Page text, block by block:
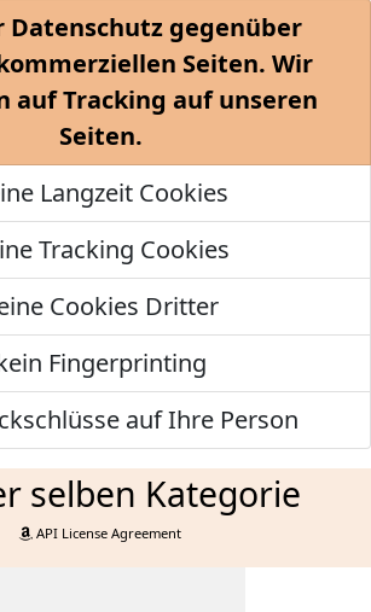
Datenschutz gegenüber
Seiten. Wir
auf Tracking auf unseren
Seiten.
Langzeit Cookies
Tracking Cookies
Cookies Dritter
Fingerprinting
auf Ihre Person
selben Kategorie
API License Agreement